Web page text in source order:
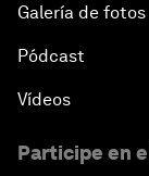
Galería de fotos
Pódcast
Vídeos
Participe en